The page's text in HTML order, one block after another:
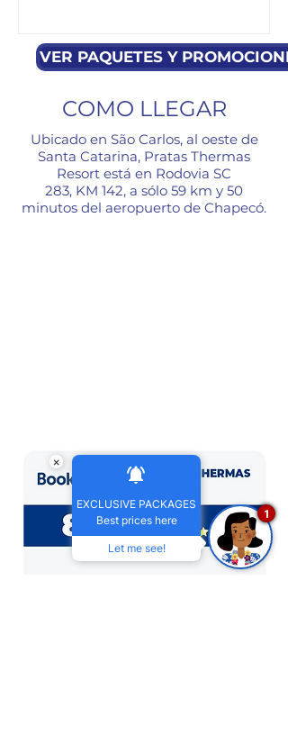
VER PAQUETES Y
COMO LLEGAR
Ubicado en São Carlos, al oeste de
Santa Catarina, Pratas Thermas
Resort está en Rodovia SC
283, KM 142, a sólo 59 km y 50
minutos del aeropuerto de Chapecó.
×
EXCLUSIVE PACKAGES
Best prices here
Let me see!
1